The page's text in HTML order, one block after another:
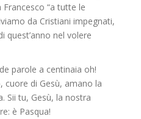
“a tutte le
da Cristiani impegnati,
quest’anno nel volere
parole a centinaia oh!
cuore di Gesù, amano la
Sii tu, Gesù, la nostra
è Pasqua!